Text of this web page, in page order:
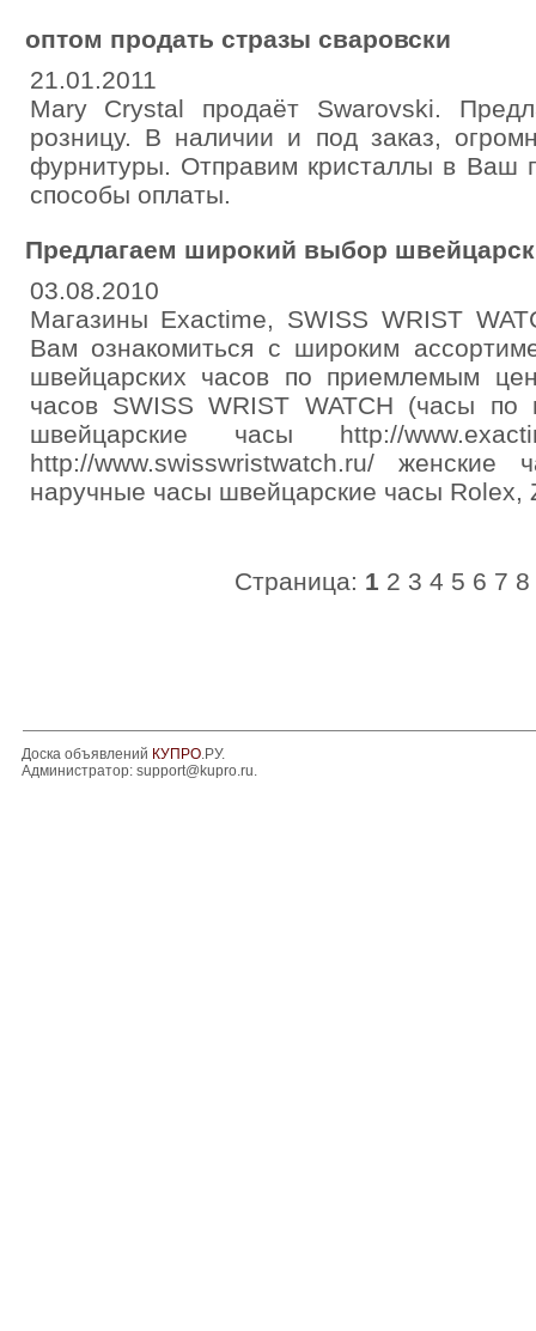
оптом продать стразы сваровски
21.01.2011
Mary Crystal продаёт Swarovski.
розницу. В наличии и под заказ,
фурнитуры. Отправим кристаллы в Ваш
способы оплаты.
Предлагаем широкий выбор
03.08.2010
Магазины Exactime, SWISS WRIST
Вам ознакомиться с широким
швейцарских часов по приемлемым
часов SWISS WRIST WATCH (часы по
швейцарские часы http://
http://www.swisswristwatch.ru/ женские
наручные часы швейцарские часы Rolex,
Страница: 1 2 3 4 5 6 7 8
Доска объявлений КУПРО.РУ.
Администратор: support@kupro.ru.